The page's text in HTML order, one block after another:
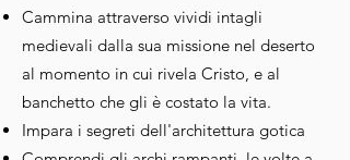
Cammina attraverso vividi intagli
medievali dalla sua missione nel deserto
al momento in cui rivela Cristo, e al
banchetto che gli è costato la vita.
Impara i segreti dell'architettura gotica